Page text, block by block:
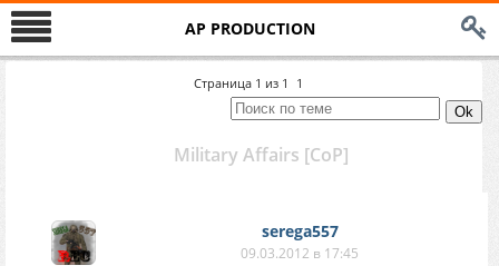
AP PRODUCTION
Страница 1 из 1 1
Military Affairs [CoP]
serega557
09.03.2012 в 17:45